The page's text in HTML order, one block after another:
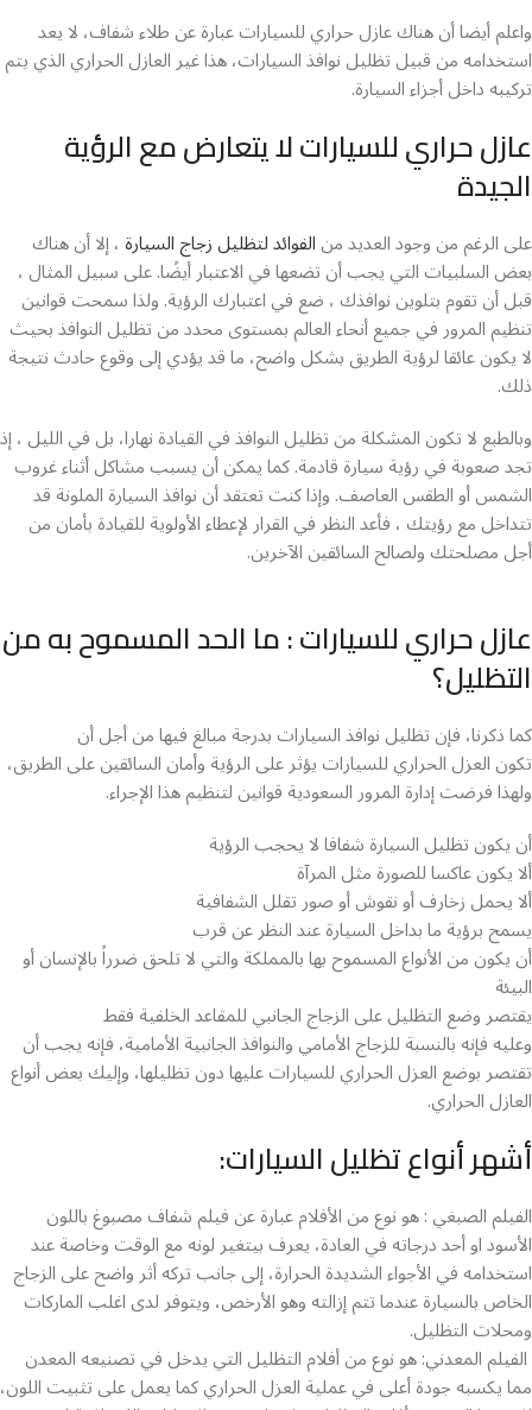
واعلم أيضا أن هناك عازل حراري للسيارات عبارة عن طلاء شفاف، لا يعد
استخدامه من قبيل تظليل نوافذ السيارات، هذا غير العازل الحراري الذي يتم
تركيبه داخل أجزاء السيارة.
عازل حراري للسيارات لا يتعارض مع الرؤية
الجيدة
على الرغم من وجود العديد منالفوائد لتظليل زجاج السيارة، إلا أن هناك
بعض السلبيات التي يجب أن تضعها في الاعتبار أيضًا. على سبيل المثال ،
قبل أن تقوم بتلوين نوافذك ، ضع في اعتبارك الرؤية. ولذا سمحت قوانين
تنظيم المرور في جميع أنحاء العالم بمستوى محدد من تظليل النوافذ بحيث
لا يكون عائقا لرؤية الطريق بشكل واضح، ما قد يؤدي إلى وقوع حادث نتيجة
ذلك.
وبالطبع لا تكون المشكلة من تظليل النوافذ في القيادة نهارا، بل في الليل ، إذ
تجد صعوبة في رؤية سيارة قادمة. كما يمكن أن يسبب مشاكل أثناء غروب
الشمس أو الطقس العاصف. وإذا كنت تعتقد أن نوافذ السيارة الملونة قد
تتداخل مع رؤيتك ، فأعد النظر في القرار لإعطاء الأولوية للقيادة بأمان من
أجل مصلحتك ولصالح السائقين الآخرين.
عازل حراري للسيارات : ما الحد المسموح به من
التظليل؟
كما ذكرنا، فإن تظليل نوافذ السيارات بدرجة مبالغ فيها من أجل أن
تكون العزل الحراري للسيارات يؤثر على الرؤية وأمان السائقين على الطريق،
ولهذا فرضت إدارة المرور السعودية قوانين لتنظيم هذا الإجراء.
أن يكون تظليل السيارة شفافا لا يحجب الرؤية
ألا يكون عاكسا للصورة مثل المرآة
ألا يحمل زخارف أو نقوش أو صور تقلل الشفافية
يسمح برؤية ما بداخل السيارة عند النظر عن قرب
أن يكون من الأنواع المسموح بها بالمملكة والتي لا تلحق ضرراً بالإنسان أو
البيئة
يقتصر وضع التظليل على الزجاج الجانبي للمقاعد الخلفية فقط
وعليه فإنه بالنسبة للزجاج الأمامي والنوافذ الجانبية الأمامية، فإنه يجب أن
تقتصر بوضع العزل الحراري للسيارات عليها دون تظليلها، وإليك بعض أنواع
العازل الحراري.
أشهر أنواع تظليل السيارات:
الفيلم الصبغي : هو نوع من الأفلام عبارة عن فيلم شفاف مصبوغ باللون
الأسود او أحد درجاته في العادة، يعرف بيتغير لونه مع الوقت وخاصة عند
استخدامه في الأجواء الشديدة الحرارة، إلى جانب تركه أثر واضح على الزجاج
الخاص بالسيارة عندما تتم إزالته وهو الأرخص، ويتوفر لدى اغلب الماركات
ومحلات التظليل.
الفيلم المعدني: هو نوع من أفلام التظليل التي يدخل في تصنيعه المعدن
مما يكسبه جودة أعلى في عملية العزل الحراري كما يعمل على تثبيت اللون،